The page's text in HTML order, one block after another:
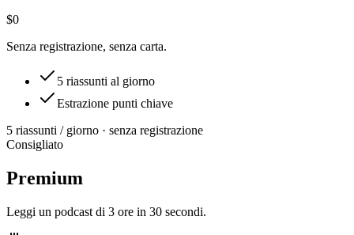
$0
Senza registrazione, senza carta.
5 riassunti al giorno
Estrazione punti chiave
5 riassunti / giorno · senza registrazione
Consigliato
Premium
Leggi un podcast di 3 ore in 30 secondi.